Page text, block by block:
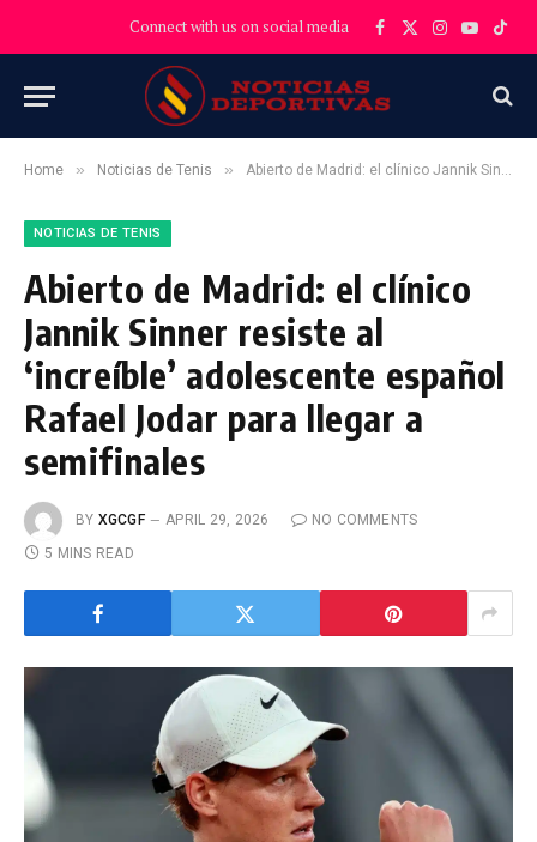
Connect with us on social media Facebook
X
Instagram
YouTube
Home » Noticias de Tenis » Abierto de Madrid: el clínico Jannik Sinner resiste al ‘increíble’ adolescente español Rafael Jodar para llegar a semifinales
NOTICIAS DE TENIS
Abierto de Madrid: el clínico
Jannik Sinner resiste al
‘increíble’ adolescente español
Rafael Jodar para llegar a
semifinales
BY XGCGF APRIL 29, 2026
NO COMMENTS
5 MINS READ